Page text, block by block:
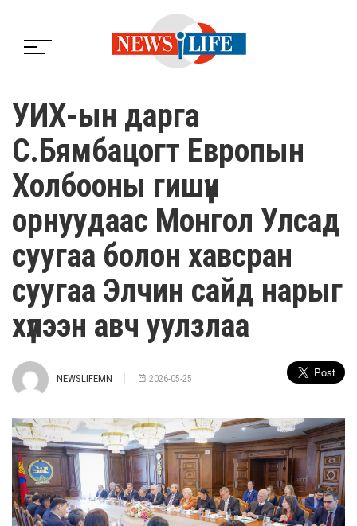
УИХ-ын дарга
С.Бямбацогт Европын
Холбооны гишүүн
орнуудаас Монгол Улсад
суугаа болон хавсран
суугаа Элчин сайд нарыг
хүлээн авч уулзлаа
NEWSLIFEMN 2026-05-25